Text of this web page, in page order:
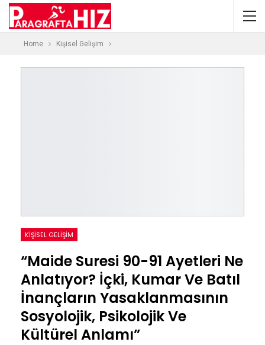
Home Kişisel Gelişim
KIŞISEL GELIŞIM
“Maide Suresi 90-91 Ayetleri Ne
Anlatıyor? İçki, Kumar Ve Batıl
İnançların Yasaklanmasının
Sosyolojik, Psikolojik Ve
Kültürel Anlamı”